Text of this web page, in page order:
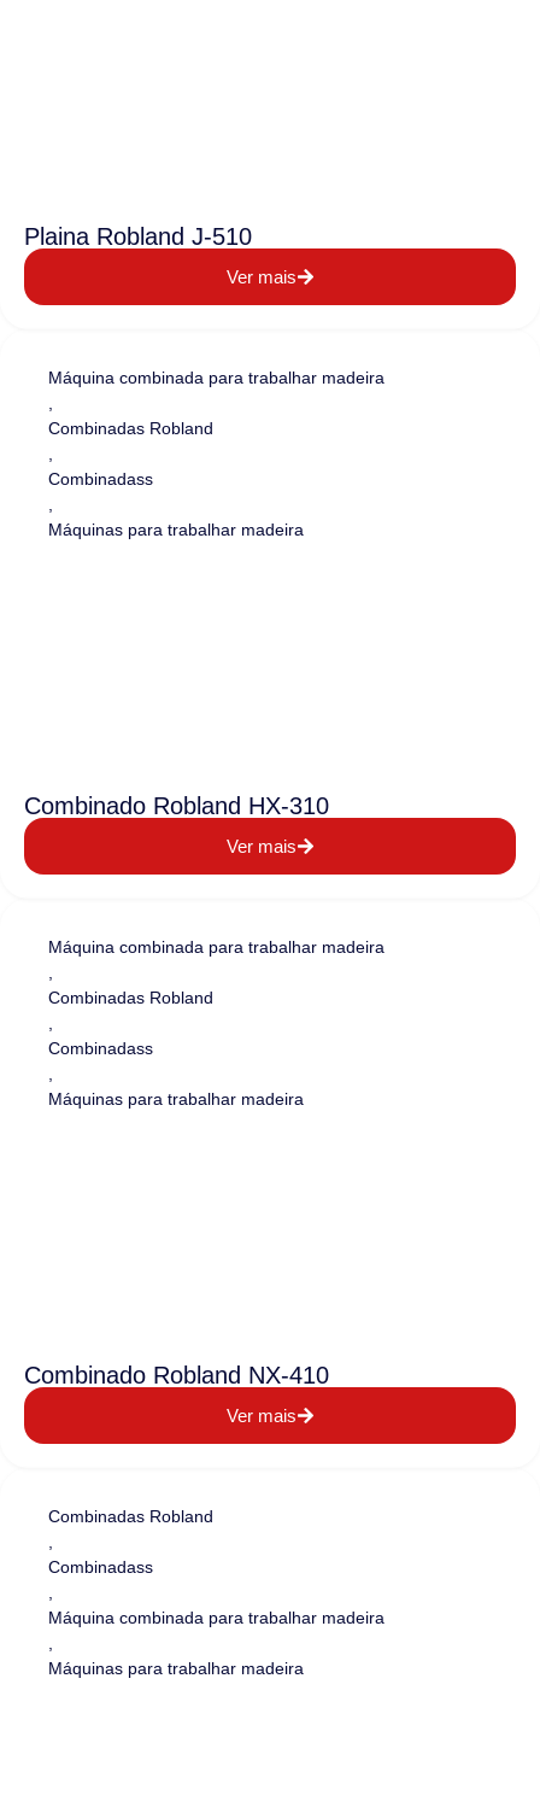
Plaina Robland J-510
Ver mais
Máquina combinada para trabalhar madeira
,
Combinadas Robland
,
Combinadass
,
Máquinas para trabalhar madeira
Combinado Robland HX-310
Ver mais
Máquina combinada para trabalhar madeira
,
Combinadas Robland
,
Combinadass
,
Máquinas para trabalhar madeira
Combinado Robland NX-410
Ver mais
Combinadas Robland
,
Combinadass
,
Máquina combinada para trabalhar madeira
,
Máquinas para trabalhar madeira